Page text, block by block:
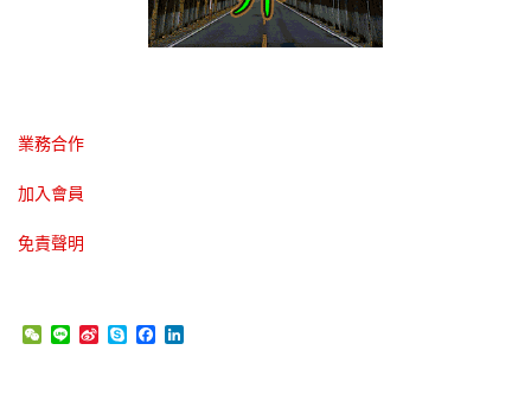
業務合作
加入會員
免責聲明
WeChat
LineSinaSkypeFacebook